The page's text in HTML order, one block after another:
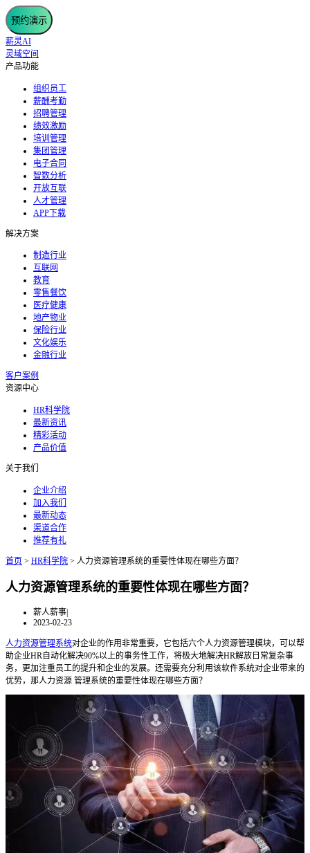
预约演示
薪灵AI
灵域空间
产品功能
组织员工
薪酬考勤
招聘管理
绩效激励
培训管理
集团管理
电子合同
智数分析
开放互联
人才管理
APP下载
解决方案
制造行业
互联网
教育
零售餐饮
医疗健康
地产物业
保险行业
文化娱乐
金融行业
客户案例
资源中心
HR科学院
最新资讯
精彩活动
产品价值
关于我们
企业介绍
加入我们
最新动态
渠道合作
推荐有礼
首页 > HR科学院 > 人力资源管理系统的重要性体现在哪些方面？
人力资源管理系统的重要性体现在哪些方面？
薪人薪事|
2023-02-23
人力资源管理系统对企业的作用非常重要，它包括六个人力资源管理模块，可以帮
助企业HR自动化解决90%以上的事务性工作，将极大地解决HR解放日常复杂事
务，更加注重员工的提升和企业的发展。还需要充分利用该软件系统对企业带来的
优势，那人力资源 管理系统的重要性体现在哪些方面？